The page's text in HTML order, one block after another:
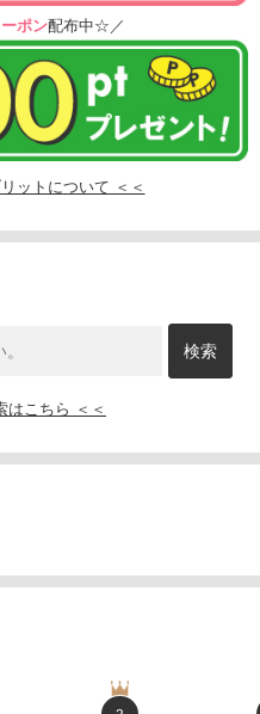
ポン配布中☆／
ットについて ＜＜
はこちら ＜＜